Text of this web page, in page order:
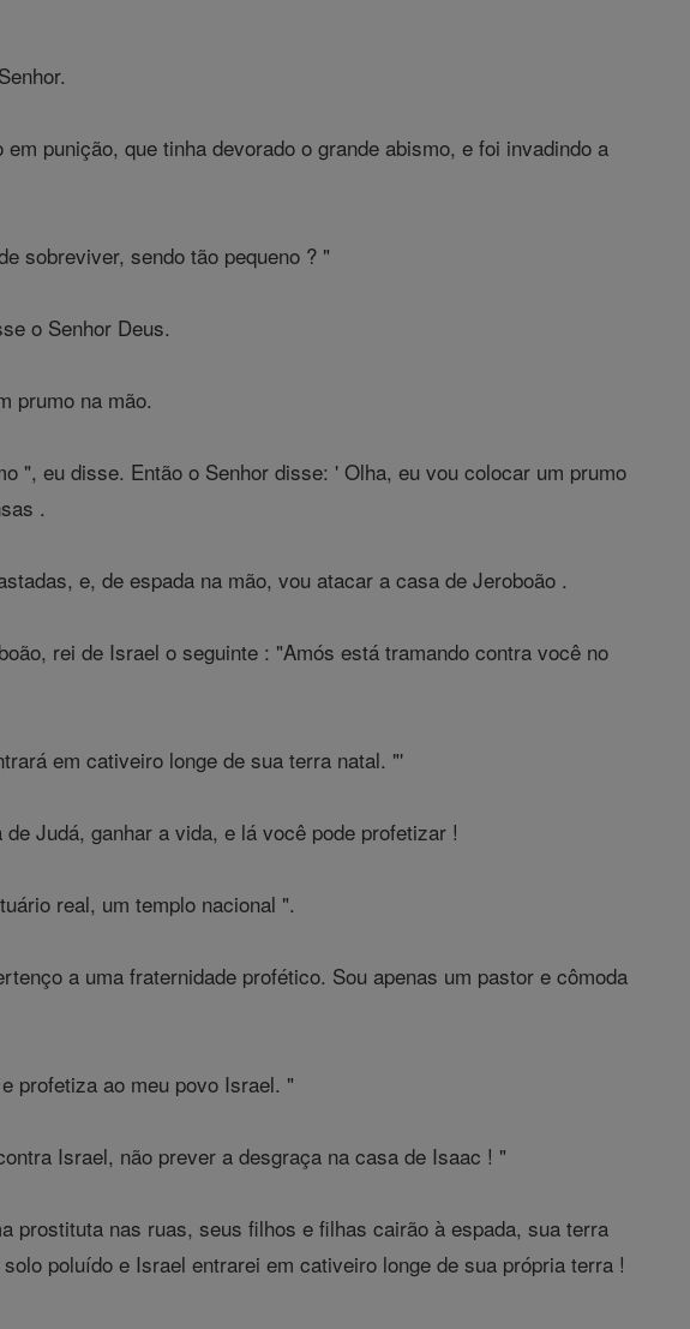
punição, que tinha devorado o grande abismo, e foi invadindo a
sobreviver, sendo tão pequeno ? "
o Senhor Deus.
prumo na mão.
", eu disse. Então o Senhor disse: ' Olha, eu vou colocar um prumo
.
e, de espada na mão, vou atacar a casa de Jeroboão .
rei de Israel o seguinte : "Amós está tramando contra você no
em cativeiro longe de sua terra natal. "'
Judá, ganhar a vida, e lá você pode profetizar !
real, um templo nacional ".
a uma fraternidade profético. Sou apenas um pastor e cômoda
profetiza ao meu povo Israel. "
Israel, não prever a desgraça na casa de Isaac ! "
prostituta nas ruas, seus filhos e filhas cairão à espada, sua terra
poluído e Israel entrarei em cativeiro longe de sua própria terra !